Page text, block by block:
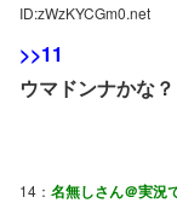
ID:zWzKYCGm0.net
>>11
ウマドンナかな？
14： 名無しさん＠実況